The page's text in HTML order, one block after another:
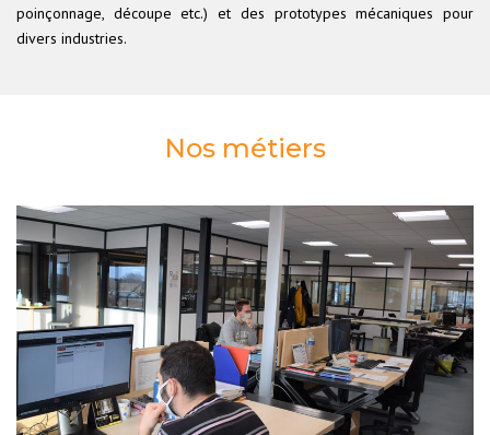
poinçonnage, découpe etc.) et des prototypes mécaniques pour
divers industries.
Nos métiers